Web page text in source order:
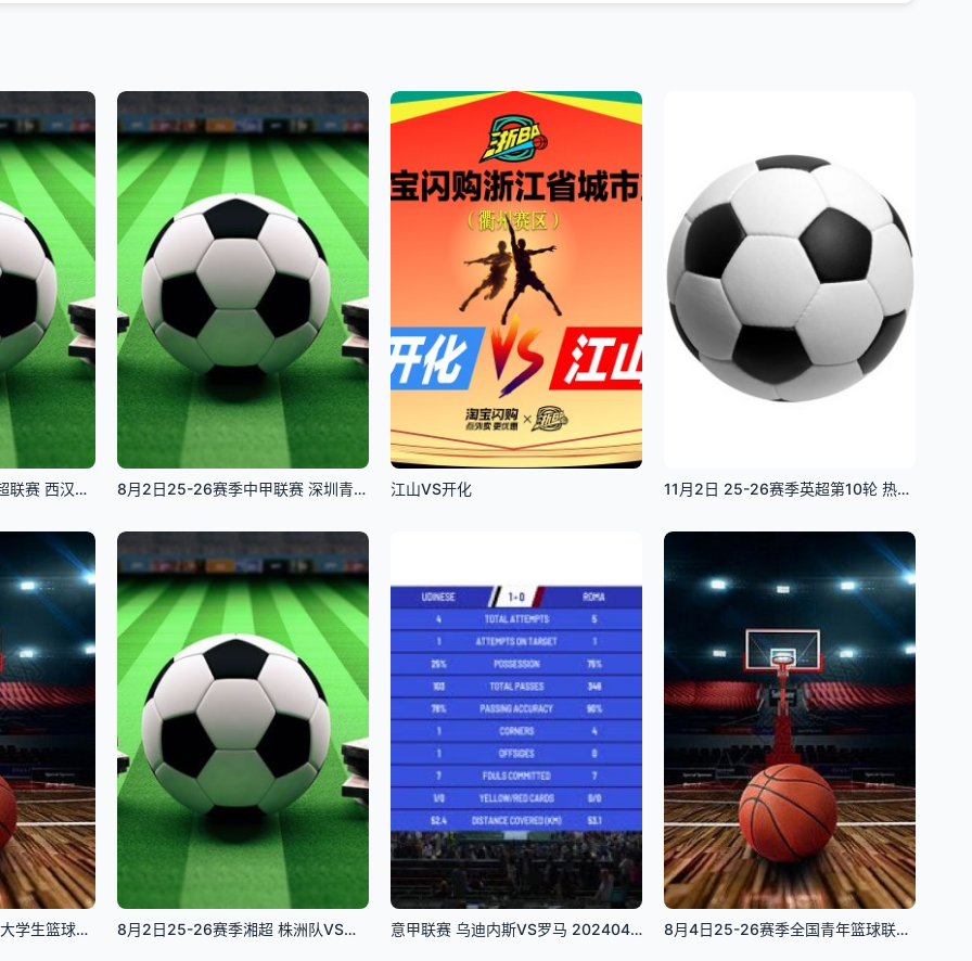
4月25日25-26赛季英超联赛 西汉姆联VS埃弗顿 8月2日25-26赛季中甲联赛 深圳青年人VS无锡吴钩 江山VS开化 11月2日 25-26赛季英超第10轮 热刺VS切尔西
8月2日25-26赛季亚洲大学生篮球联赛 北京大学VS香港中文大学 8月2日25-26赛季湘超 株洲队VS郴州队 意甲联赛 乌迪内斯VS罗马 20240415 8月4日25-26赛季全国青年篮球联赛 山东山高83VS70龙狮青年